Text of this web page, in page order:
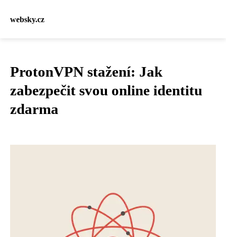
websky.cz
ProtonVPN stažení: Jak
zabezpečit svou online identitu
zdarma